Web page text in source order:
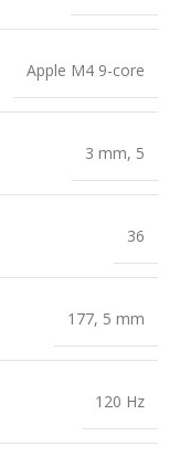
Apple M4 9-core
3 mm, 5
36
177, 5 mm
120 Hz